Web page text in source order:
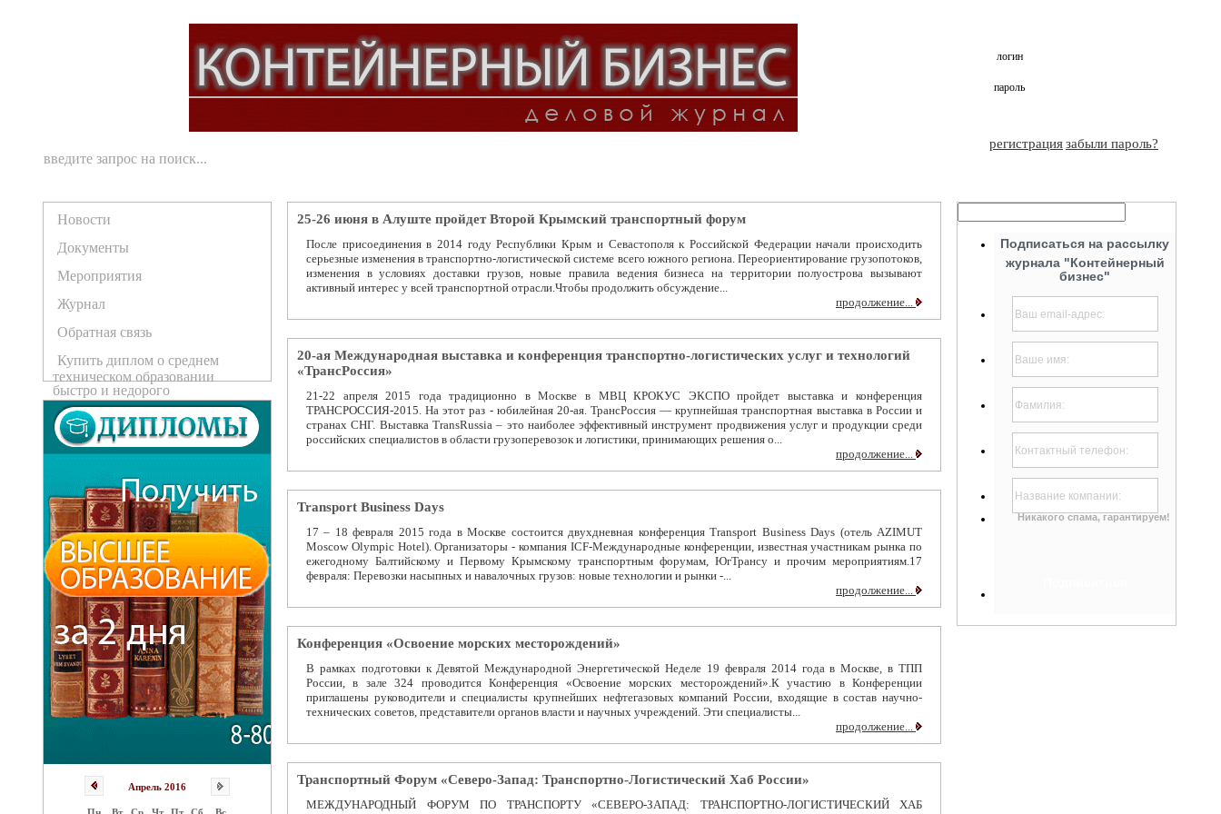
логин
пароль
регистрациязабыли пароль?
Новости
Документы
Мероприятия
Журнал
Обратная связь
Купить диплом о среднем
техническом образовании
быстро и недорого
Апрель 2016
25-26 июня в Алуште пройдет Второй Крымский транспортный форум
После присоединения в 2014 году Республики Крым и Севастополя к Российской Федерации начали происходить
серьезные изменения в транспортно-логистической системе всего южного региона. Переориентирование грузопотоков,
изменения в условиях доставки грузов, новые правила ведения бизнеса на территории полуострова вызывают
активный интерес у всей транспортной отрасли.Чтобы продолжить обсуждение...
продолжение...
20-ая Международная выставка и конференция транспортно-логистических услуг и технологий
«ТрансРоссия»
21-22 апреля 2015 года традиционно в Москве в МВЦ КРОКУС ЭКСПО пройдет выставка и конференция
ТРАНСРОССИЯ-2015. На этот раз - юбилейная 20-ая. ТрансРоссия — крупнейшая транспортная выставка в России и
странах СНГ. Выставка TransRussia – это наиболее эффективный инструмент продвижения услуг и продукции среди
российских специалистов в области грузоперевозок и логистики, принимающих решения о...
продолжение...
Transport Business Days
17 – 18 февраля 2015 года в Москве состоится двухдневная конференция Transport Business Days (отель AZIMUT
Moscow Olympic Hotel). Организаторы - компания ICF-Международные конференции, известная участникам рынка по
ежегодному Балтийскому и Первому Крымскому транспортным форумам, ЮгТрансу и прочим мероприятиям.17
февраля: Перевозки насыпных и навалочных грузов: новые технологии и рынки -...
продолжение...
Конференция «Освоение морских месторождений»
В рамках подготовки к Девятой Международной Энергетической Неделе 19 февраля 2014 года в Москве, в ТПП
России, в зале 324 проводится Конференция «Освоение морских месторождений».К участию в Конференции
приглашены руководители и специалисты крупнейших нефтегазовых компаний России, входящие в состав научно-
технических советов, представители органов власти и научных учреждений. Эти специалисты...
продолжение...
Транспортный Форум «Северо-Запад: Транспортно-Логистический Хаб России»
МЕЖДУНАРОДНЫЙ ФОРУМ ПО ТРАНСПОРТУ «СЕВЕРО-ЗАПАД: ТРАНСПОРТНО-ЛОГИСТИЧЕСКИЙ ХАБ
Подписаться на рассылку
журнала "Контейнерный
бизнес"
Никакого спама, гарантируем!